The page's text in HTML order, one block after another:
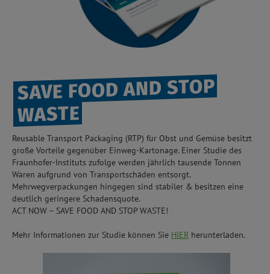
SAVE FOOD AND STOP
WASTE
Reusable Transport Packaging (RTP) für Obst und Gemüse besitzt
große Vorteile gegenüber Einweg-Kartonage. Einer Studie des
Fraunhofer-Instituts zufolge werden jährlich tausende Tonnen
Waren aufgrund von Transportschäden entsorgt.
Mehrwegverpackungen hingegen sind stabiler & besitzen eine
deutlich geringere Schadensquote.
ACT NOW – SAVE FOOD AND STOP WASTE!
Mehr Informationen zur Studie können Sie HIER herunterladen.